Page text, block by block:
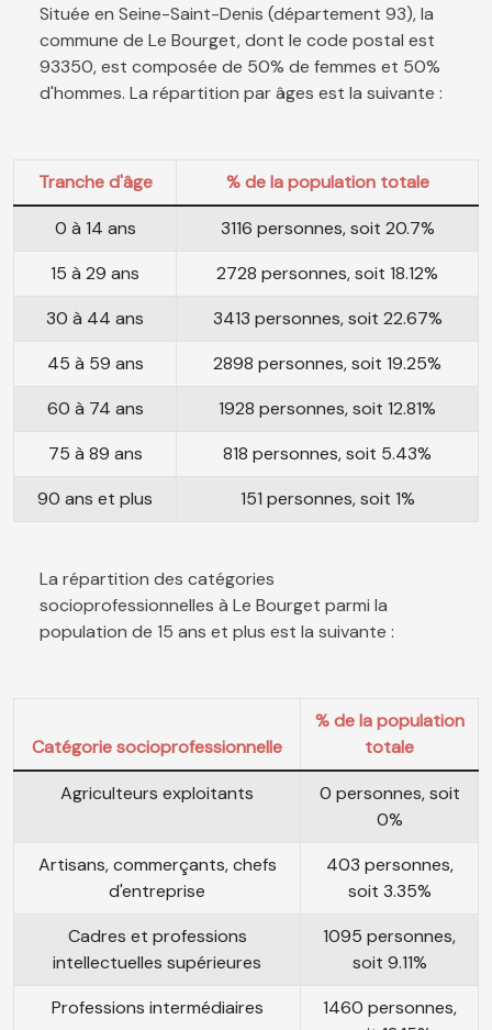
Située en Seine-Saint-Denis (département 93), la
commune de Le Bourget, dont le code postal est
93350, est composée de 50% de femmes et 50%
d'hommes. La répartition par âges est la suivante :
Tranche d'âge
% de la population totale
0 à 14 ans
3116 personnes, soit 20.7%
15 à 29 ans
2728 personnes, soit 18.12%
30 à 44 ans
3413 personnes, soit 22.67%
45 à 59 ans
2898 personnes, soit 19.25%
60 à 74 ans
1928 personnes, soit 12.81%
75 à 89 ans
818 personnes, soit 5.43%
90 ans et plus
151 personnes, soit 1%
La répartition des catégories
socioprofessionnelles à Le Bourget parmi la
population de 15 ans et plus est la suivante :
Catégorie socioprofessionnelle
% de la population
totale
Agriculteurs exploitants
0 personnes, soit
0%
Artisans, commerçants, chefs
d'entreprise
403 personnes,
soit 3.35%
Cadres et professions
intellectuelles supérieures
1095 personnes,
soit 9.11%
Professions intermédiaires
1460 personnes,